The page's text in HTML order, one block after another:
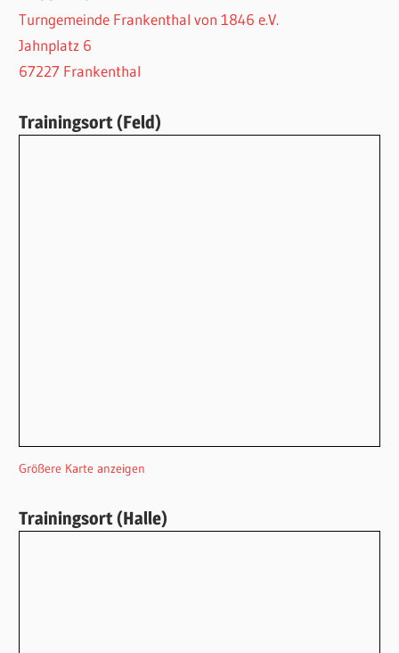
Turngemeinde Frankenthal von 1846 e.V.
Jahnplatz 6
67227 Frankenthal
Trainingsort (Feld)
Größere Karte anzeigen
Trainingsort (Halle)